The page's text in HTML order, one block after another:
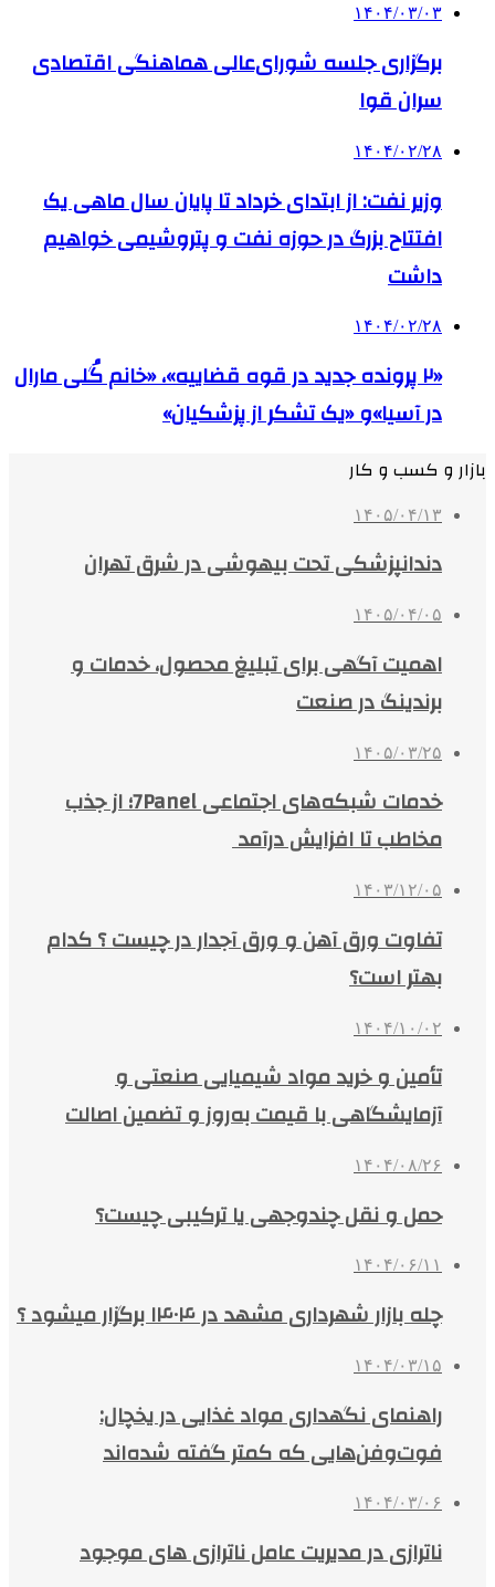
۱۴۰۴/۰۳/۰۳
برگزاری جلسه شورای‌عالی هماهنگی اقتصادی
سران قوا
۱۴۰۴/۰۲/۲۸
وزیر نفت: از ابتدای خرداد تا پایان سال ماهی یک
افتتاح بزرگ در حوزه نفت و پتروشیمی خواهیم
داشت
۱۴۰۴/۰۲/۲۸
«۲ پرونده جدید در قوه قضاییه»، «خانم گُلی مارال
در آسیا»و «یک تشکر از پزشکیان»
بازار و کسب و کار
۱۴۰۵/۰۴/۱۳
دندانپزشکی تحت بیهوشی در شرق تهران
۱۴۰۵/۰۴/۰۵
اهمیت آگهی برای تبلیغ محصول، خدمات و
برندینگ در صنعت
۱۴۰۵/۰۳/۲۵
خدمات شبکه‌های اجتماعی 7Panel؛ از جذب
مخاطب تا افزایش درآمد
۱۴۰۳/۱۲/۰۵
تفاوت ورق آهن و ورق آجدار در چیست ؟ کدام
بهتر است؟
۱۴۰۴/۱۰/۰۲
تأمین و خرید مواد شیمیایی صنعتی و
آزمایشگاهی با قیمت به‌روز و تضمین اصالت
۱۴۰۴/۰۸/۲۶
حمل و نقل چندوجهی یا ترکیبی چیست؟
۱۴۰۴/۰۶/۱۱
چله بازار شهرداری مشهد در ۱۴۰۴ برگزار میشود ؟
۱۴۰۴/۰۳/۱۵
راهنمای نگهداری مواد غذایی در یخچال:
فوت‌وفن‌هایی که کمتر گفته شده‌اند
۱۴۰۴/۰۳/۰۶
ناترازی در مدیریت عامل ناترازی های موجود